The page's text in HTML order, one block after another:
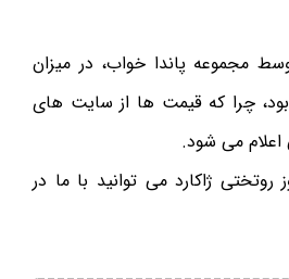
مجموعه پاندا خواب، در میزان
چرا که قیمت ها از سایت های
می شود.
روتختی ژاکارد می توانید با ما در